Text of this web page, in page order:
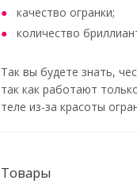
качество огранки;
количество
Так вы будете знать,
так как работают
теле из-за красоты
Товары